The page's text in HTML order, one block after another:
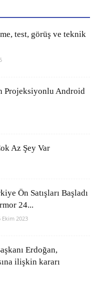
test, görüş ve teknik
Projeksiyonlu Android
Az Şey Var
Ön Satışları Başladı
24...
Ekim 2023
Erdoğan,
ilişkin kararı